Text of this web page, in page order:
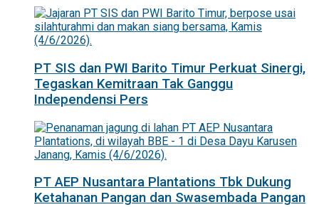
PT SIS dan PWI Barito Timur Perkuat Sinergi,
Tegaskan Kemitraan Tak Ganggu
Independensi Pers
PT AEP Nusantara Plantations Tbk Dukung
Ketahanan Pangan dan Swasembada Pangan